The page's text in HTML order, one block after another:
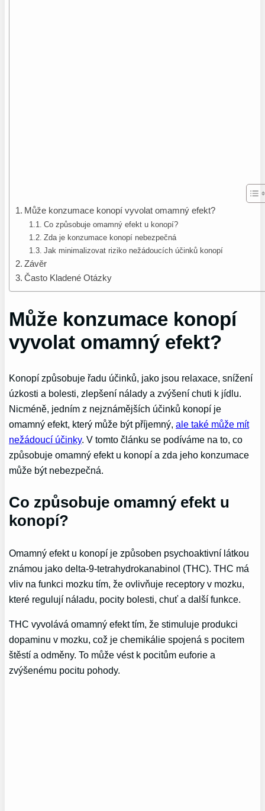
Může konzumace konopí vyvolat omamný efekt?
Co způsobuje omamný efekt u konopí?
Zda je konzumace konopí nebezpečná
Jak minimalizovat riziko nežádoucích účinků konopí
Závěr
Často Kladené Otázky
Může konzumace konopí
vyvolat omamný efekt?
Konopí způsobuje řadu účinků, jako jsou relaxace, snížení
úzkosti a bolesti, zlepšení nálady a zvýšení chuti k jídlu.
Nicméně, jedním z nejznámějších účinků konopí je
omamný efekt, který může být příjemný,ale také může mít
nežádoucí účinky. V tomto článku se podíváme na to, co
způsobuje omamný efekt u konopí a zda jeho konzumace
může být nebezpečná.
Co způsobuje omamný efekt u
konopí?
Omamný efekt u konopí je způsoben psychoaktivní látkou
známou jako delta-9-tetrahydrokanabinol (THC). THC má
vliv na funkci mozku tím, že ovlivňuje receptory v mozku,
které regulují náladu, pocity bolesti, chuť a další funkce.
THC vyvolává omamný efekt tím, že stimuluje produkci
dopaminu v mozku, což je chemikálie spojená s pocitem
štěstí a odměny. To může vést k pocitům euforie a
zvýšenému pocitu pohody.